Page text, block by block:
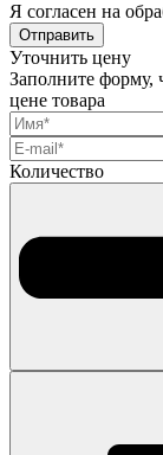
Я согласен на
Отправить
Уточнить цену
Заполните
цене товара
Количество